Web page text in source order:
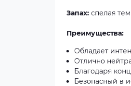
Запах: спелая
Преимущества:
Обладает
Отлично
Благодаря
Безопасный в